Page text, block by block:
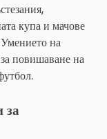
купа и мачове
на
повишаване на
за